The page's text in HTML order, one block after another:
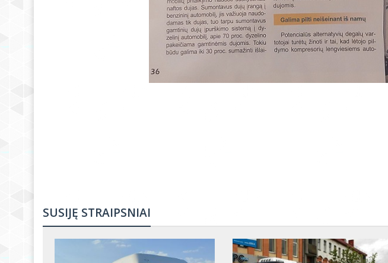
SUSIJĘ STRAIPSNIAI